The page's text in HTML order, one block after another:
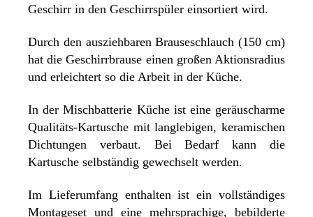
Geschirr in den Geschirrspüler einsortiert wird.
Durch den ausziehbaren Brauseschlauch (150 cm)
hat die Geschirrbrause einen großen Aktionsradius
und erleichtert so die Arbeit in der Küche.
In der Mischbatterie Küche ist eine geräuscharme
Qualitäts-Kartusche mit langlebigen, keramischen
Dichtungen verbaut. Bei Bedarf kann die
Kartusche selbständig gewechselt werden.
Im Lieferumfang enthalten ist ein vollständiges
Montageset und eine mehrsprachige, bebilderte